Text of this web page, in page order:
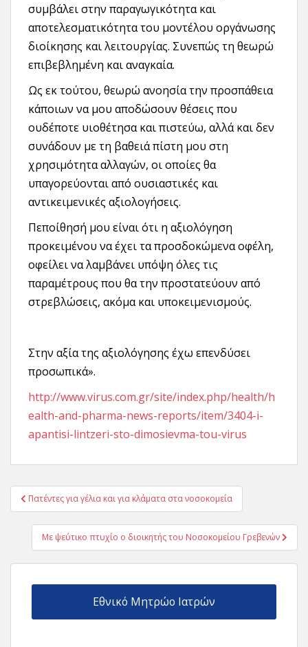
συμβάλει στην παραγωγικότητα και
αποτελεσματικότητα του μοντέλου οργάνωσης
διοίκησης και λειτουργίας. Συνεπώς τη θεωρώ
επιβεβλημένη και αναγκαία.
Ως εκ τούτου, θεωρώ ανοησία την προσπάθεια
κάποιων να μου αποδώσουν θέσεις που
ουδέποτε υιοθέτησα και πιστεύω, αλλά και δεν
συνάδουν με τη βαθειά πίστη μου στη
χρησιμότητα αλλαγών, οι οποίες θα
υπαγορεύονται από ουσιαστικές και
αντικειμενικές αξιολογήσεις.
Πεποίθησή μου είναι ότι η αξιολόγηση
προκειμένου να έχει τα προσδοκώμενα οφέλη,
οφείλει να λαμβάνει υπόψη όλες τις
παραμέτρους που θα την προστατεύουν από
στρεβλώσεις, ακόμα και υποκειμενισμούς.
Στην αξία της αξιολόγησης έχω επενδύσει
προσωπικά».
http://www.virus.com.gr/site/index.php/health/h
ealth-and-pharma-news-reports/item/3404-i-
apantisi-lintzeri-sto-dimosievma-tou-virus
Πλοήγηση
άρθρων
Πατέντες για γέλια και για κλάματα στα νοσοκομεία
Με ψεύτικο πτυχίο ο διοικητής του Νοσοκομείου Γρεβενών
Εθνικό Μητρώο Ιατρών